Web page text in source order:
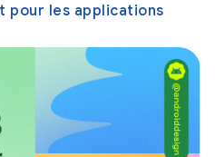
pour les applications